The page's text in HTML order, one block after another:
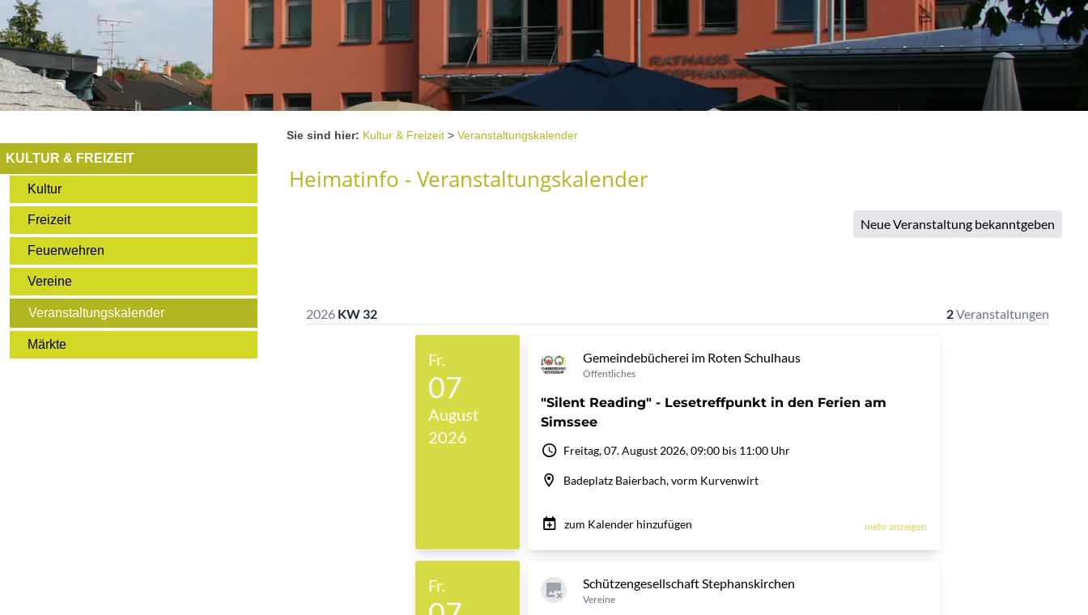
KULTUR & FREIZEIT
Kultur
Freizeit
Feuerwehren
Vereine
Veranstaltungskalender
Märkte
Sie sind hier: Kultur & Freizeit > Veranstaltungskalender
Heimatinfo - Veranstaltungskalender